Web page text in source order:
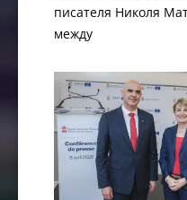
писателя Николя
между